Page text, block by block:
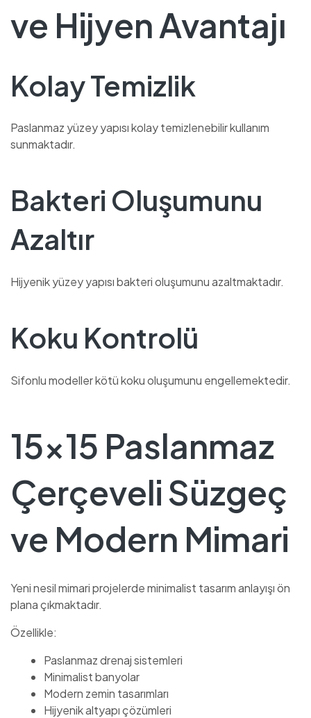
ve Hijyen Avantajı
Kolay Temizlik
Paslanmaz yüzey yapısı kolay temizlenebilir kullanım
sunmaktadır.
Bakteri Oluşumunu
Azaltır
Hijyenik yüzey yapısı bakteri oluşumunu azaltmaktadır.
Koku Kontrolü
Sifonlu modeller kötü koku oluşumunu engellemektedir.
15×15 Paslanmaz
Çerçeveli Süzgeç
ve Modern Mimari
Yeni nesil mimari projelerde minimalist tasarım anlayışı ön
plana çıkmaktadır.
Özellikle:
Paslanmaz drenaj sistemleri
Minimalist banyolar
Modern zemin tasarımları
Hijyenik altyapı çözümleri